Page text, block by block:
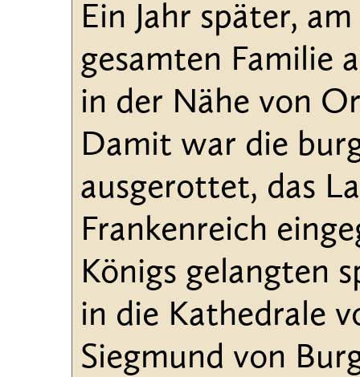
Ein Jahr später,
gesamten Familie
in der Nähe von
Damit war die
ausgerottet, das
Frankenreich
Königs gelangten
in die Kathedrale
Siegmund von